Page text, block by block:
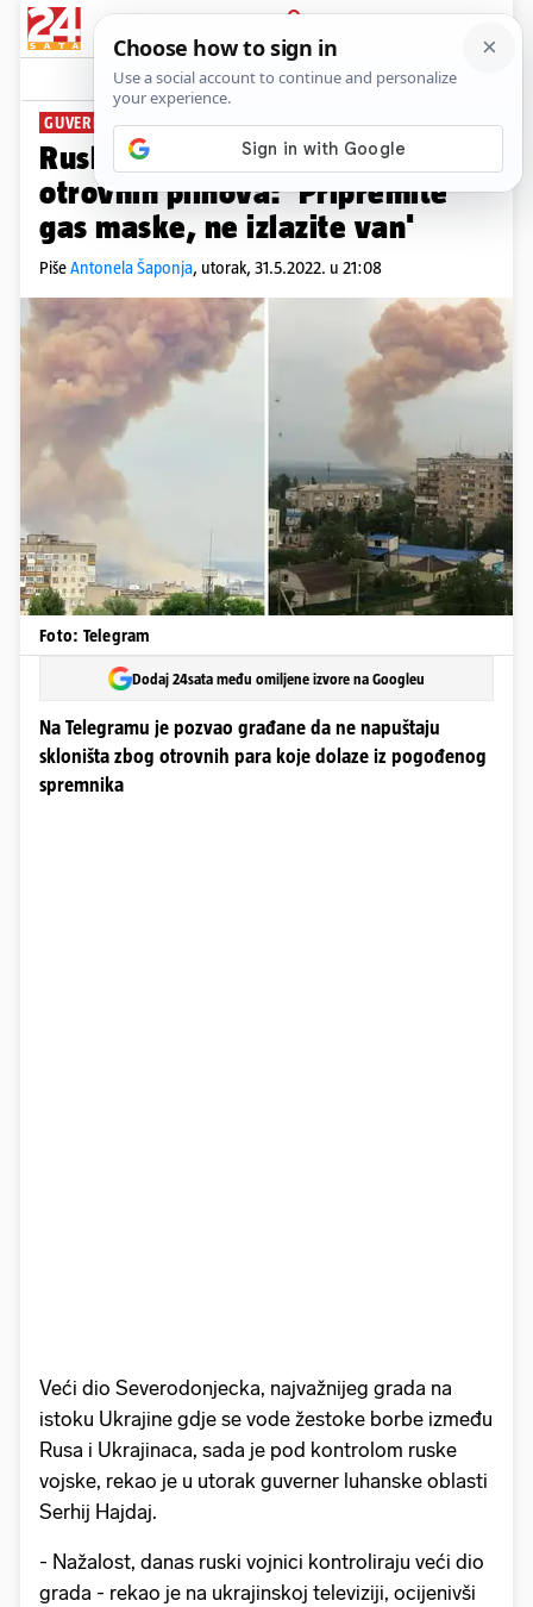
PRIJAVA
News Komentari
GUVERNER LUGANSKA UPOZORIO
Ruske snage gađale spremnik
otrovnih plinova: 'Pripremite
gas maske, ne izlazite van'
PišeAntonela Šaponja, utorak, 31.5.2022. u 21:08
Foto: Telegram
Dodaj 24sata među omiljene izvore na Googleu
Na Telegramu je pozvao građane da ne napuštaju
skloništa zbog otrovnih para koje dolaze iz pogođenog
spremnika
Veći dio Severodonjecka, najvažnijeg grada na
istoku Ukrajine gdje se vode žestoke borbe između
Rusa i Ukrajinaca, sada je pod kontrolom ruske
vojske, rekao je u utorak guverner luhanske oblasti
Serhij Hajdaj.
- Nažalost, danas ruski vojnici kontroliraju veći dio
grada - rekao je na ukrajinskoj televiziji, ocijenivši